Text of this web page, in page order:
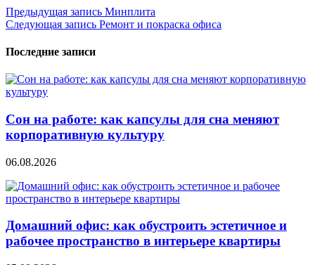
Навигация
по
записям
Предыдущая запись Минплита
Следующая запись Ремонт и покраска офиса
Последние записи
Сон на работе: как капсулы для сна меняют
корпоративную культуру
06.08.2026
Домашний офис: как обустроить эстетичное и
рабочее пространство в интерьере квартиры